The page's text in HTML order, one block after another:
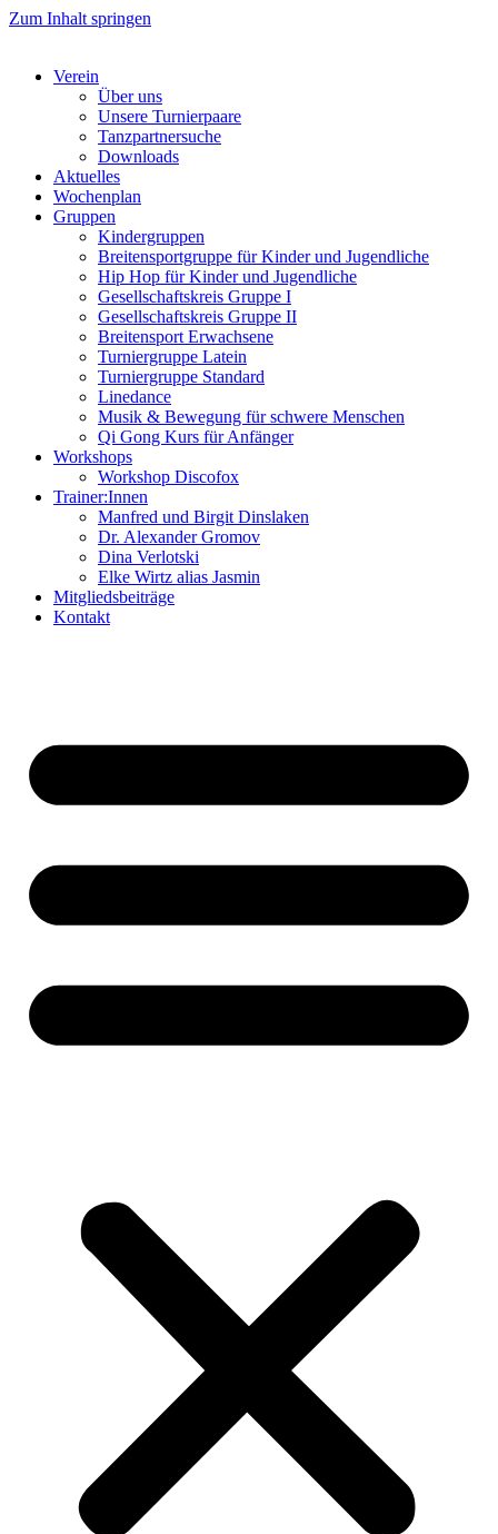
Zum Inhalt springen
Verein
Über uns
Unsere Turnierpaare
Tanzpartnersuche
Downloads
Aktuelles
Wochenplan
Gruppen
Kindergruppen
Breitensportgruppe für Kinder und Jugendliche
Hip Hop für Kinder und Jugendliche​
Gesellschaftskreis Gruppe I
Gesellschaftskreis Gruppe II
Breitensport Erwachsene
Turniergruppe Latein
Turniergruppe Standard
Linedance
Musik & Bewegung für schwere Menschen​
Qi Gong Kurs für Anfänger
Workshops
Workshop Discofox
Trainer:Innen
Manfred und Birgit Dinslaken
Dr. Alexander Gromov
Dina Verlotski
Elke Wirtz alias Jasmin
Mitgliedsbeiträge
Kontakt